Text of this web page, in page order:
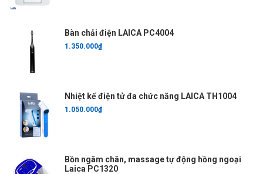
Bàn chải điện LAICA PC4004
1.350.000₫
Nhiệt kế điện tử đa chức năng LAICA TH1004
1.050.000₫
Bồn ngâm chân, massage tự động hồng ngoại
Laica PC1320